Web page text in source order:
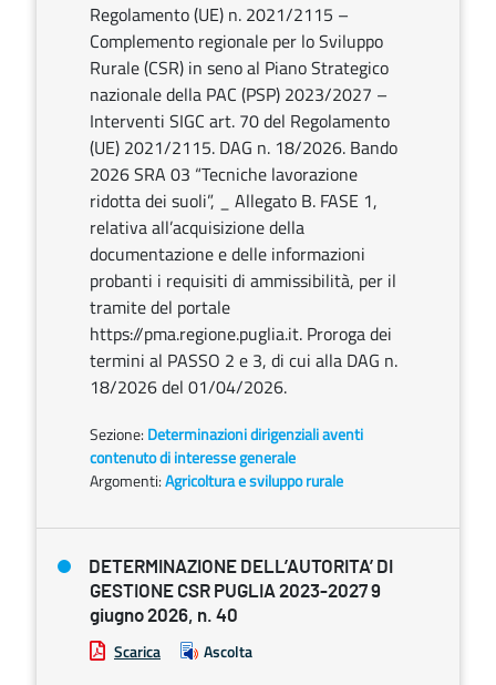
Regolamento (UE) n. 2021/2115 –
Complemento regionale per lo Sviluppo
Rurale (CSR) in seno al Piano Strategico
nazionale della PAC (PSP) 2023/2027 –
Interventi SIGC art. 70 del Regolamento
(UE) 2021/2115. DAG n. 18/2026. Bando
2026 SRA 03 “Tecniche lavorazione
ridotta dei suoli”, _ Allegato B. FASE 1,
relativa all’acquisizione della
documentazione e delle informazioni
probanti i requisiti di ammissibilità, per il
tramite del portale
https://pma.regione.puglia.it. Proroga dei
termini al PASSO 2 e 3, di cui alla DAG n.
18/2026 del 01/04/2026.
Sezione: Determinazioni dirigenziali aventi
contenuto di interesse generale
Argomenti:Agricoltura e sviluppo rurale
DETERMINAZIONE DELL’AUTORITA’ DI
GESTIONE CSR PUGLIA 2023-2027 9
giugno 2026, n. 40
Scarica Ascolta